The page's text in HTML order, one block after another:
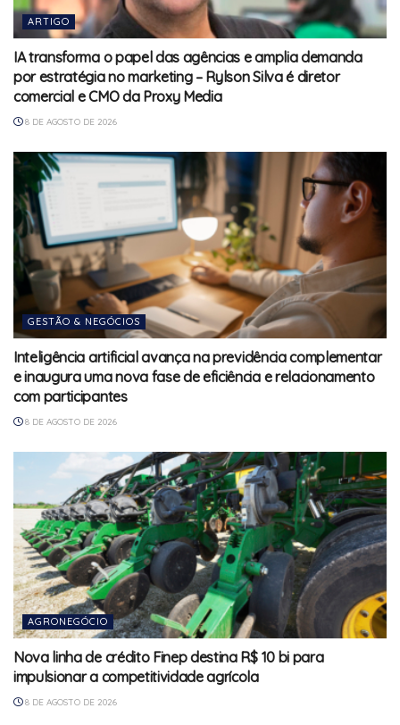
ARTIGO
IA transforma o papel das agências e amplia demanda
por estratégia no marketing – Rylson Silva é diretor
comercial e CMO da Proxy Media
8 DE AGOSTO DE 2026
GESTÃO & NEGÓCIOS
Inteligência artificial avança na previdência complementar
e inaugura uma nova fase de eficiência e relacionamento
com participantes
8 DE AGOSTO DE 2026
AGRONEGÓCIO
Nova linha de crédito Finep destina R$ 10 bi para
impulsionar a competitividade agrícola
8 DE AGOSTO DE 2026